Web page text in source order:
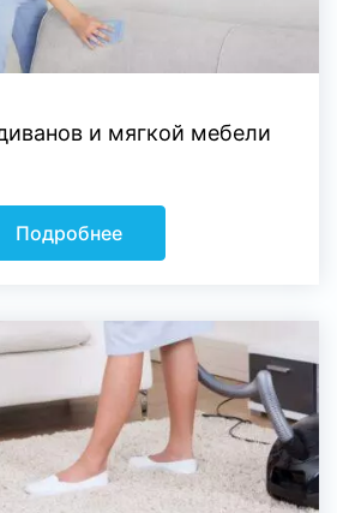
и мягкой мебели
Подробнее